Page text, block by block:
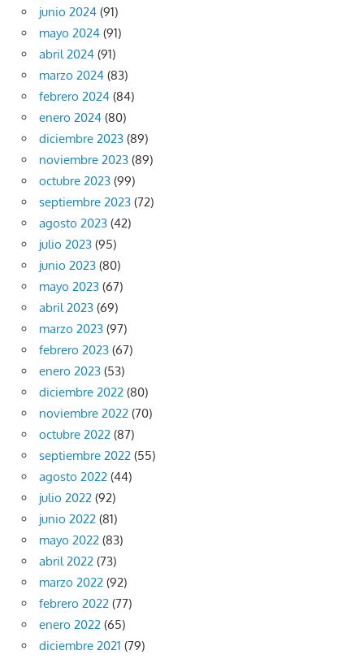
junio 2024 (91)
mayo 2024 (91)
abril 2024 (91)
marzo 2024 (83)
febrero 2024 (84)
enero 2024 (80)
diciembre 2023 (89)
noviembre 2023 (89)
octubre 2023 (99)
septiembre 2023 (72)
agosto 2023 (42)
julio 2023 (95)
junio 2023 (80)
mayo 2023 (67)
abril 2023 (69)
marzo 2023 (97)
febrero 2023 (67)
enero 2023 (53)
diciembre 2022 (80)
noviembre 2022 (70)
octubre 2022 (87)
septiembre 2022 (55)
agosto 2022 (44)
julio 2022 (92)
junio 2022 (81)
mayo 2022 (83)
abril 2022 (73)
marzo 2022 (92)
febrero 2022 (77)
enero 2022 (65)
diciembre 2021 (79)